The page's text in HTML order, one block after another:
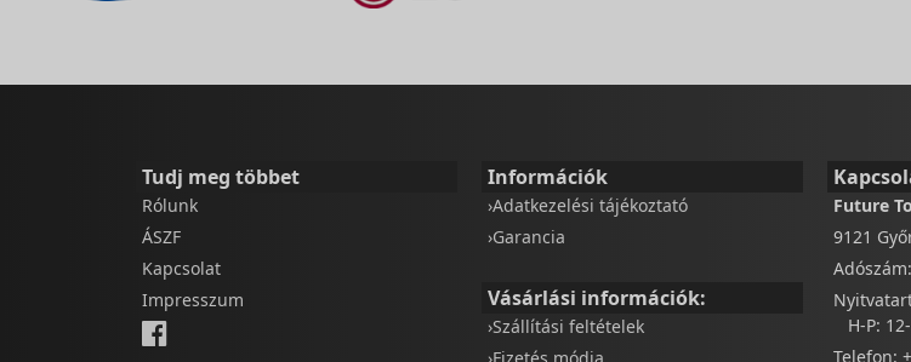
Tudj meg többet
Rólunk
ÁSZF
Kapcsolat
Impresszum
Információk
›Adatkezelési tájékoztató
›Garancia
Vásárlási információk:
›Szállítási feltételek
Future
9121
H-P:
Telefon: